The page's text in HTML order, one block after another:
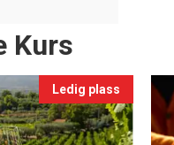
Kurs
Ledig plass